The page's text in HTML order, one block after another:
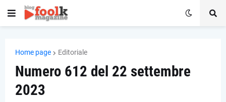
Home page Editoriale
Numero 612 del 22 settembre
2023